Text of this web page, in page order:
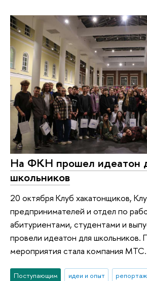
На ФКН прошел идеатон
школьников
20 октября Клуб хакатонщиков,
предпринимателей и отдел по
абитуриентами, студентами и
провели идеатон для школьников.
мероприятия стала компания МТС.
Поступающим идеи и опыт